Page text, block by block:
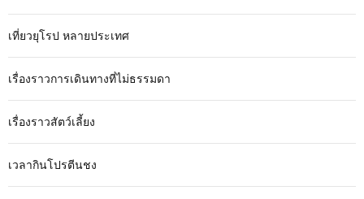
เที่ยวยุโรป หลายประเทศ
เรื่องราวการเดินทางที่ไม่ธรรมดา
เรื่องราวสัตว์เลี้ยง
เวลากินโปรตีนชง